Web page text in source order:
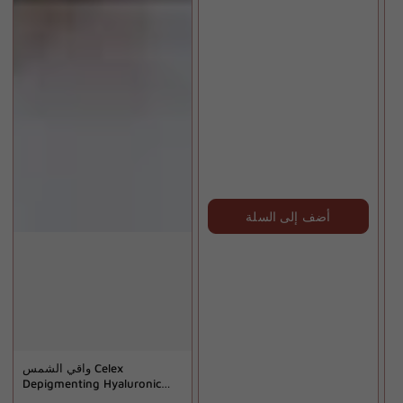
واقي الشمس Celex
Depigmenting Hyaluronic
أضف إلى السلة